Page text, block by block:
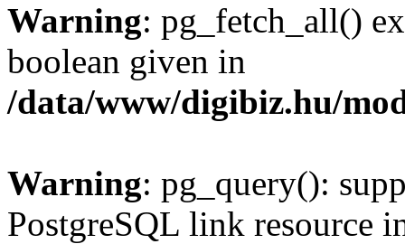
Warning: pg_fetch_all()
boolean given in
/data/www/digibiz.hu/
Warning: pg_query():
PostgreSQL link resource